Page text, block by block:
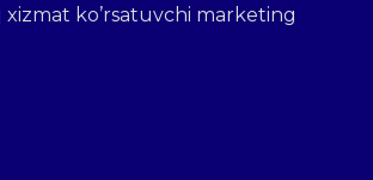
xizmat ko’rsatuvchi marketing